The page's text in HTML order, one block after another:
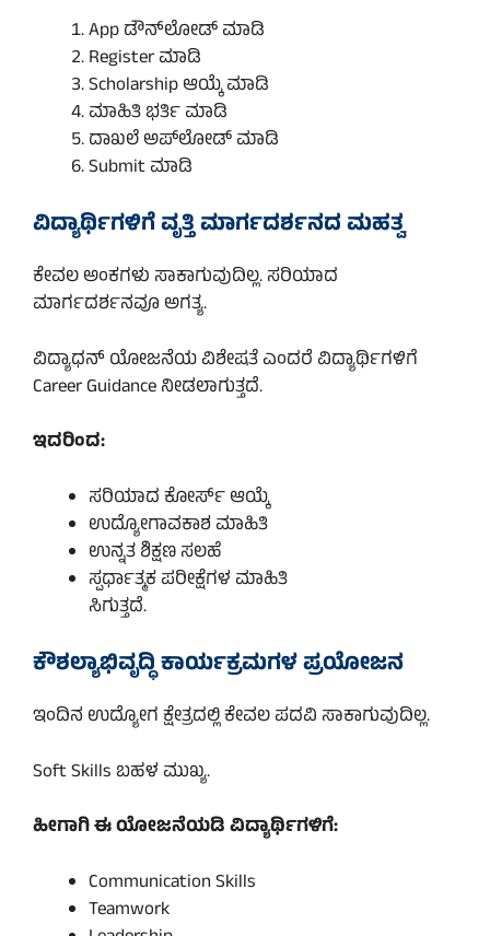
App ಡೌನ್‌ಲೋಡ್ ಮಾಡಿ
Register ಮಾಡಿ
Scholarship ಆಯ್ಕೆ ಮಾಡಿ
ಮಾಹಿತಿ ಭರ್ತಿ ಮಾಡಿ
ದಾಖಲೆ ಅಪ್‌ಲೋಡ್ ಮಾಡಿ
Submit ಮಾಡಿ
ವಿದ್ಯಾರ್ಥಿಗಳಿಗೆ ವೃತ್ತಿ ಮಾರ್ಗದರ್ಶನದ ಮಹತ್ವ
ಕೇವಲ ಅಂಕಗಳು ಸಾಕಾಗುವುದಿಲ್ಲ. ಸರಿಯಾದ
ಮಾರ್ಗದರ್ಶನವೂ ಅಗತ್ಯ.
ವಿದ್ಯಾಧನ್ ಯೋಜನೆಯ ವಿಶೇಷತೆ ಎಂದರೆ ವಿದ್ಯಾರ್ಥಿಗಳಿಗೆ
Career Guidance ನೀಡಲಾಗುತ್ತದೆ.
ಇದರಿಂದ:
ಸರಿಯಾದ ಕೋರ್ಸ್ ಆಯ್ಕೆ
ಉದ್ಯೋಗಾವಕಾಶ ಮಾಹಿತಿ
ಉನ್ನತ ಶಿಕ್ಷಣ ಸಲಹೆ
ಸ್ಪರ್ಧಾತ್ಮಕ ಪರೀಕ್ಷೆಗಳ ಮಾಹಿತಿ
ಸಿಗುತ್ತದೆ.
ಕೌಶಲ್ಯಾಭಿವೃದ್ಧಿ ಕಾರ್ಯಕ್ರಮಗಳ ಪ್ರಯೋಜನ
ಇಂದಿನ ಉದ್ಯೋಗ ಕ್ಷೇತ್ರದಲ್ಲಿ ಕೇವಲ ಪದವಿ ಸಾಕಾಗುವುದಿಲ್ಲ.
Soft Skills ಬಹಳ ಮುಖ್ಯ.
ಹೀಗಾಗಿ ಈ ಯೋಜನೆಯಡಿ ವಿದ್ಯಾರ್ಥಿಗಳಿಗೆ:
Communication Skills
Teamwork